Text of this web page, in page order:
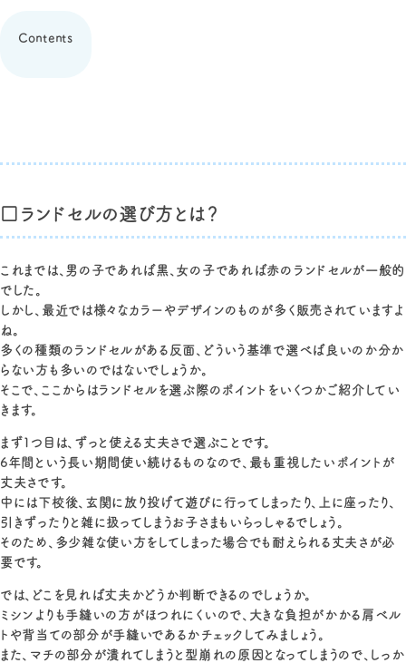
Contents
□ランドセルの選び方とは？
これまでは、男の子であれば黒、女の子であれば赤のランドセルが一般的
でした。
しかし、最近では様々なカラーやデザインのものが多く販売されていますよ
ね。
多くの種類のランドセルがある反面、どういう基準で選べば良いのか分か
らない方も多いのではないでしょうか。
そこで、ここからはランドセルを選ぶ際のポイントをいくつかご紹介してい
きます。
まず1つ目は、ずっと使える丈夫さで選ぶことです。
6年間という長い期間使い続けるものなので、最も重視したいポイントが
丈夫さです。
中には下校後、玄関に放り投げて遊びに行ってしまったり、上に座ったり、
引きずったりと雑に扱ってしまうお子さまもいらっしゃるでしょう。
そのため、多少雑な使い方をしてしまった場合でも耐えられる丈夫さが必
要です。
では、どこを見れば丈夫かどうか判断できるのでしょうか。
ミシンよりも手縫いの方がほつれにくいので、大きな負担がかかる肩ベル
トや背当ての部分が手縫いであるかチェックしてみましょう。
また、マチの部分が潰れてしまうと型崩れの原因となってしまうので、しっか